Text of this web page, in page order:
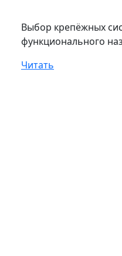
Выбор крепёжных
функционального
Читать